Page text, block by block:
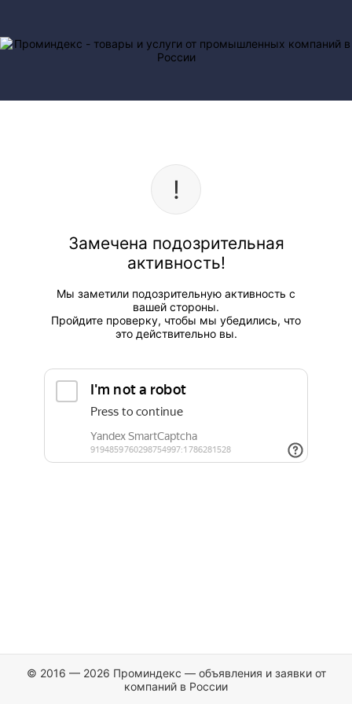
Замечена подозрительная
активность!
Мы заметили подозрительную активность с
вашей стороны.
Пройдите проверку, чтобы мы убедились, что
это действительно вы.
© 2016 — 2026 Проминдекс — объявления и заявки от
компаний в России